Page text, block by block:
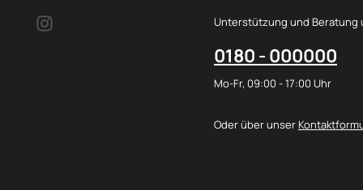
Unterstützung und Beratung
0180 - 000000
Mo-Fr, 09:00 - 17:00 Uhr
Oder über unser